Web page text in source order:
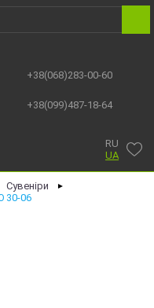
+38(068)283-00-60
+38(099)487-18-64
RU
UA
Сувеніри ►
30-06